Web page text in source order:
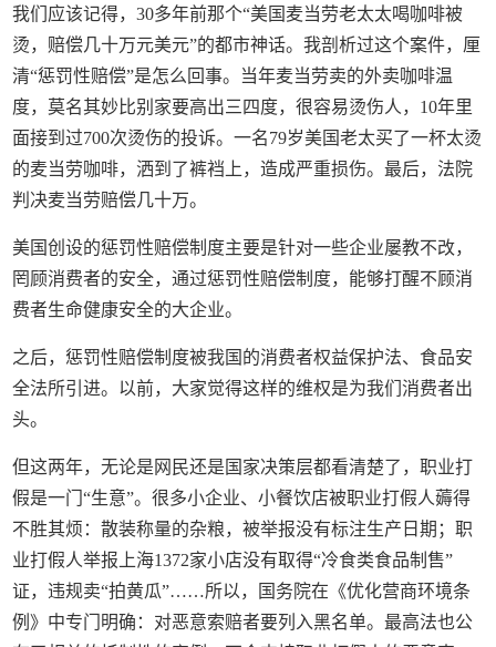
我们应该记得，30多年前那个“美国麦当劳老太太喝咖啡被
烫，赔偿几十万元美元”的都市神话。我剖析过这个案件，厘
清“惩罚性赔偿”是怎么回事。当年麦当劳卖的外卖咖啡温
度，莫名其妙比别家要高出三四度，很容易烫伤人，10年里
面接到过700次烫伤的投诉。一名79岁美国老太买了一杯太烫
的麦当劳咖啡，洒到了裤裆上，造成严重损伤。最后，法院
判决麦当劳赔偿几十万。
美国创设的惩罚性赔偿制度主要是针对一些企业屡教不改，
罔顾消费者的安全，通过惩罚性赔偿制度，能够打醒不顾消
费者生命健康安全的大企业。
之后，惩罚性赔偿制度被我国的消费者权益保护法、食品安
全法所引进。以前，大家觉得这样的维权是为我们消费者出
头。
但这两年，无论是网民还是国家决策层都看清楚了，职业打
假是一门“生意”。很多小企业、小餐饮店被职业打假人薅得
不胜其烦：散装称量的杂粮，被举报没有标注生产日期；职
业打假人举报上海1372家小店没有取得“冷食类食品制售”
证，违规卖“拍黄瓜”……所以，国务院在《优化营商环境条
例》中专门明确：对恶意索赔者要列入黑名单。最高法也公